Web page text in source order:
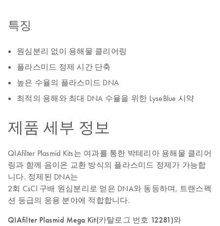
특징
원심분리 없이 용해물 클리어링
플라스미드 정제 시간 단축
높은 수율의 플라스미드 DNA
최적의 용해와 최대 DNA 수율을 위한 LyseBlue 시약
제품 세부 정보
QIAfilter Plasmid Kits는 여과를 통한 박테리아 용해물 클리어
링과 함께 음이온 교환 방식의 플라스미드 정제가 가능합
니다. 정제된 DNA는
2회 CsCl 구배 원심분리로 얻은 DNA와 동등하며, 트랜스펙
션 등급의 응용 분야에 적합합니다.
QIAfilter Plasmid Mega Kit(카탈로그 번호 12281)와